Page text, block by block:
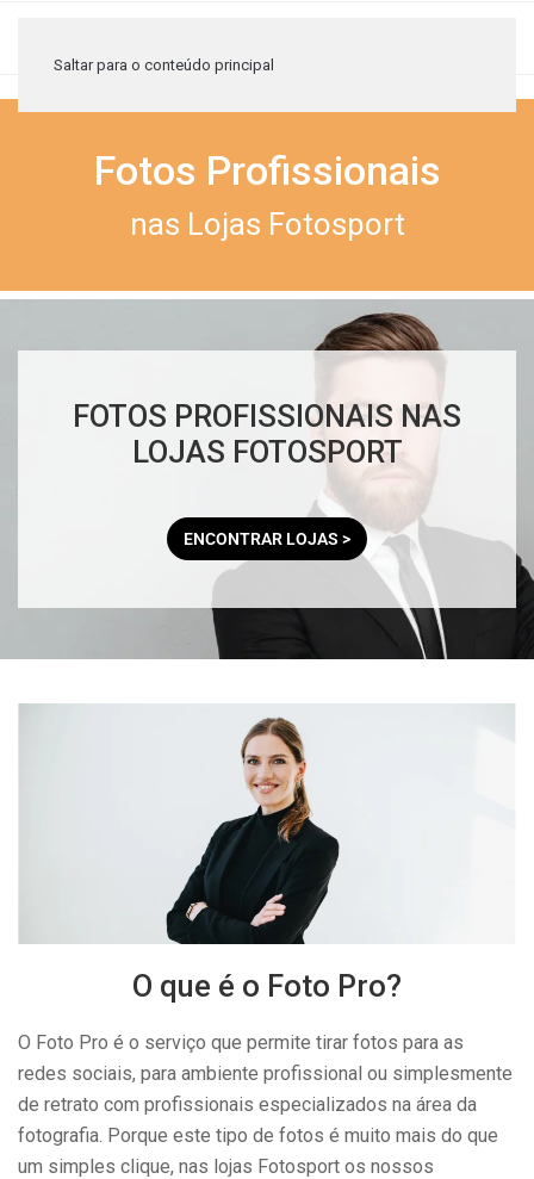
Saltar para o conteúdo principal
Fotos Profissionais
nas Lojas Fotosport
FOTOS PROFISSIONAIS NAS
LOJAS FOTOSPORT
ENCONTRAR LOJAS >
O que é o Foto Pro?
O Foto Pro é o serviço que permite tirar fotos para as
redes sociais, para ambiente profissional ou simplesmente
de retrato com profissionais especializados na área da
fotografia. Porque este tipo de fotos é muito mais do que
um simples clique, nas lojas Fotosport os nossos